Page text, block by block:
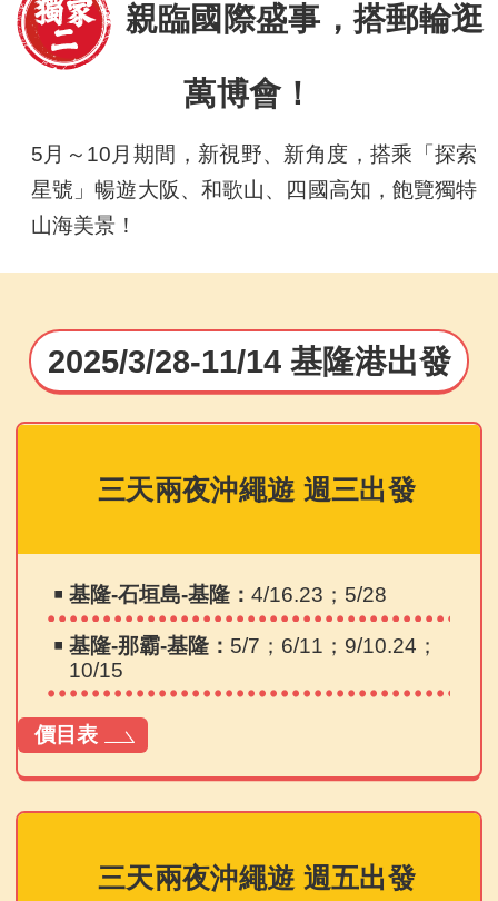
親臨國際盛事，搭郵輪逛
萬博會！
5月～10月期間，新視野、新角度，搭乘「探索
星號」暢遊大阪、和歌山、四國高知，飽覽獨特
山海美景！
2025/3/28-11/14 基隆港出發
三天兩夜沖繩遊 週三出發
￭ 基隆-石垣島-基隆：4/16.23；5/28
￭ 基隆-那霸-基隆： 5/7；6/11；9/10.24；
10/15
價目表
三天兩夜沖繩遊 週五出發